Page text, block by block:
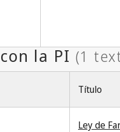
Título
Ley de